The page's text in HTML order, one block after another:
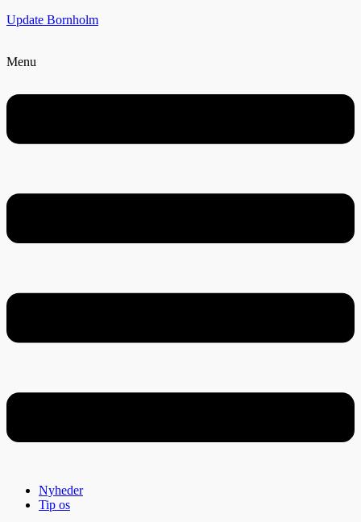
Update Bornholm
Menu
Nyheder
Tip os